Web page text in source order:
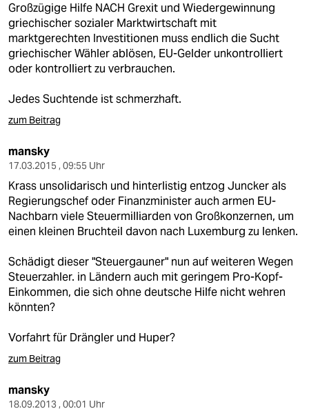
Großzügige Hilfe NACH Grexit und Wiedergewinnung
griechischer sozialer Marktwirtschaft mit
marktgerechten Investitionen muss endlich die Sucht
griechischer Wähler ablösen, EU-Gelder unkontrolliert
oder kontrolliert zu verbrauchen.
Jedes Suchtende ist schmerzhaft.
zum Beitrag
mansky
17.03.2015 , 09:55 Uhr
Krass unsolidarisch und hinterlistig entzog Juncker als
Regierungschef oder Finanzminister auch armen EU-
Nachbarn viele Steuermilliarden von Großkonzernen, um
einen kleinen Bruchteil davon nach Luxemburg zu lenken.
Schädigt dieser "Steuergauner" nun auf weiteren Wegen
Steuerzahler. in Ländern auch mit geringem Pro-Kopf-
Einkommen, die sich ohne deutsche Hilfe nicht wehren
könnten?
Vorfahrt für Drängler und Huper?
zum Beitrag
mansky
18.09.2013 , 00:01 Uhr